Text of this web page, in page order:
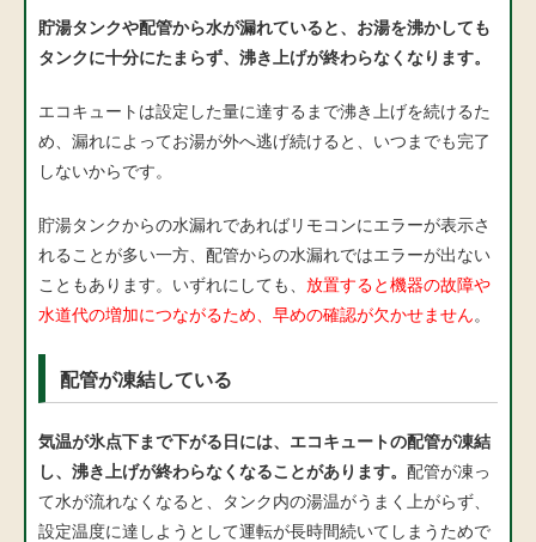
貯湯タンクや配管から水が漏れていると、お湯を沸かしても
タンクに十分にたまらず、沸き上げが終わらなくなります。
エコキュートは設定した量に達するまで沸き上げを続けるた
め、漏れによってお湯が外へ逃げ続けると、いつまでも完了
しないからです。
貯湯タンクからの水漏れであればリモコンにエラーが表示さ
れることが多い一方、配管からの水漏れではエラーが出ない
こともあります。いずれにしても、 放置すると機器の故障や
水道代の増加につながるため、早めの確認が欠かせません。
配管が凍結している
気温が氷点下まで下がる日には、エコキュートの配管が凍結
し、沸き上げが終わらなくなることがあります。 配管が凍っ
て水が流れなくなると、タンク内の湯温がうまく上がらず、
設定温度に達しようとして運転が長時間続いてしまうためで